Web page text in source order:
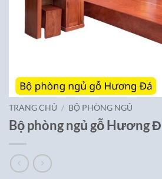
TRANG CHỦ / BỘ PHÒNG NGỦ
Bộ phòng ngủ gỗ Hương